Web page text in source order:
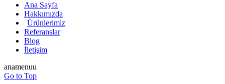
Ana Sayfa
Hakkımızda
Ürünlerimiz
Referanslar
Blog
İletişim
anamenuu
Go to Top